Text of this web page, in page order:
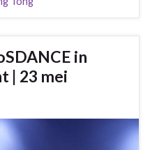
in
| 23 mei